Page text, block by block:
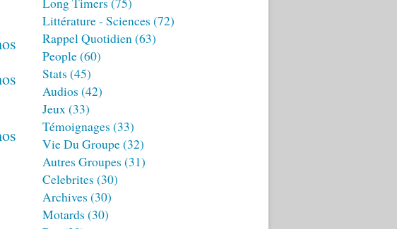
Littérature - Sciences (72)
Rappel Quotidien(63)
People(60)
Stats (45)
Audios (42)
Jeux(33)
Témoignages (33)
Vie Du Groupe(32)
Autres Groupes (31)
Celebrites (30)
Archives (30)
Motards (30)